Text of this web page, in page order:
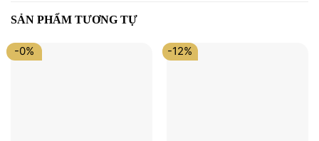
SẢN PHẨM TƯƠNG TỰ
-0% -12%